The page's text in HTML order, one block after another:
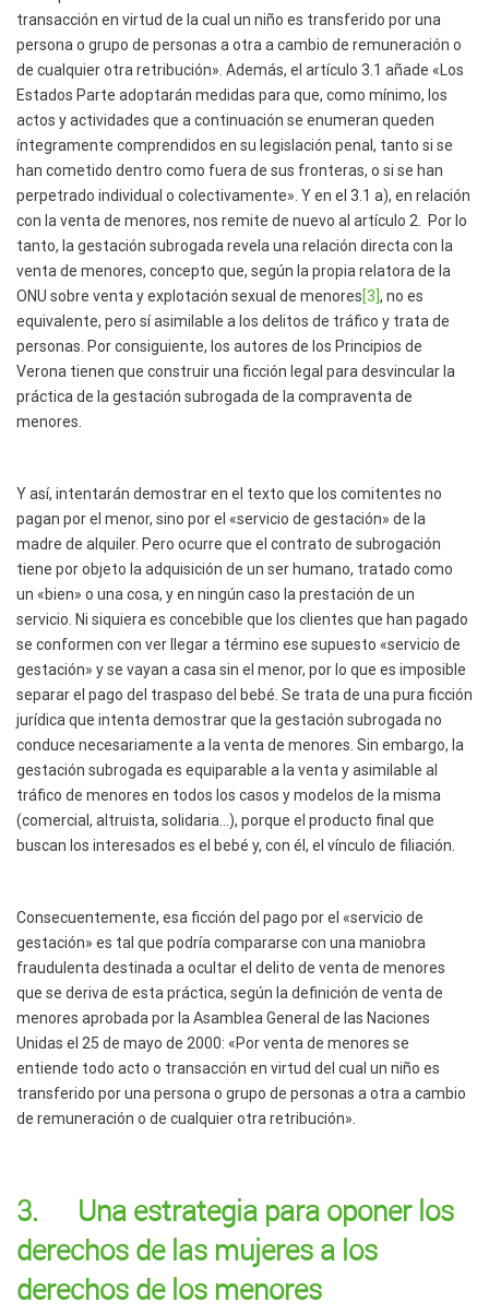
transacción en virtud de la cual un niño es transferido por una
persona o grupo de personas a otra a cambio de remuneración o
de cualquier otra retribución». Además, el artículo 3.1 añade «Los
Estados Parte adoptarán medidas para que, como mínimo, los
actos y actividades que a continuación se enumeran queden
íntegramente comprendidos en su legislación penal, tanto si se
han cometido dentro como fuera de sus fronteras, o si se han
perpetrado individual o colectivamente». Y en el 3.1 a), en relación
con la venta de menores, nos remite de nuevo al artículo 2. Por lo
tanto, la gestación subrogada revela una relación directa con la
venta de menores, concepto que, según la propia relatora de la
ONU sobre venta y explotación sexual de menores[3] , no es
equivalente, pero sí asimilable a los delitos de tráfico y trata de
personas. Por consiguiente, los autores de los Principios de
Verona tienen que construir una ficción legal para desvincular la
práctica de la gestación subrogada de la compraventa de
menores.
Y así, intentarán demostrar en el texto que los comitentes no
pagan por el menor, sino por el «servicio de gestación» de la
madre de alquiler. Pero ocurre que el contrato de subrogación
tiene por objeto la adquisición de un ser humano, tratado como
un «bien» o una cosa, y en ningún caso la prestación de un
servicio. Ni siquiera es concebible que los clientes que han pagado
se conformen con ver llegar a término ese supuesto «servicio de
gestación» y se vayan a casa sin el menor, por lo que es imposible
separar el pago del traspaso del bebé. Se trata de una pura ficción
jurídica que intenta demostrar que la gestación subrogada no
conduce necesariamente a la venta de menores. Sin embargo, la
gestación subrogada es equiparable a la venta y asimilable al
tráfico de menores en todos los casos y modelos de la misma
(comercial, altruista, solidaria…), porque el producto final que
buscan los interesados es el bebé y, con él, el vínculo de filiación.
Consecuentemente, esa ficción del pago por el «servicio de
gestación» es tal que podría compararse con una maniobra
fraudulenta destinada a ocultar el delito de venta de menores
que se deriva de esta práctica, según la definición de venta de
menores aprobada por la Asamblea General de las Naciones
Unidas el 25 de mayo de 2000: «Por venta de menores se
entiende todo acto o transacción en virtud del cual un niño es
transferido por una persona o grupo de personas a otra a cambio
de remuneración o de cualquier otra retribución».
3. Una estrategia para oponer los
derechos de las mujeres a los
derechos de los menores